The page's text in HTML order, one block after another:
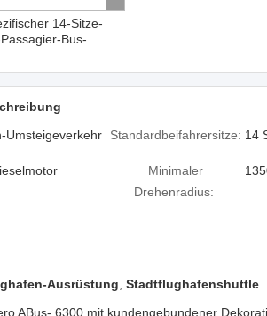
14-Sitze-
Bus-
Umsteigeverkehr Standardbeifahrersitze: 14
Minimaler
Drehenradius:
Ausrüstung Stadtflughafenshuttle
ABus- 6300 mit kundengebundener